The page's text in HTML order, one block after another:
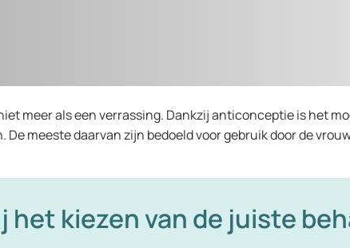
meer als een verrassing. Dankzij anticonceptie is het
meeste daarvan zijn bedoeld voor gebruik door de
het kiezen van de juiste